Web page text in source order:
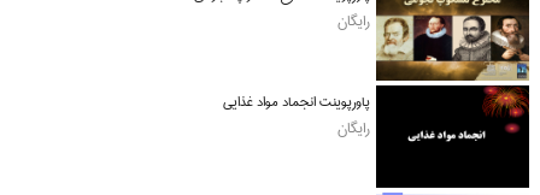
رایگان
پاورپوینت انجماد مواد غذایی
رایگان